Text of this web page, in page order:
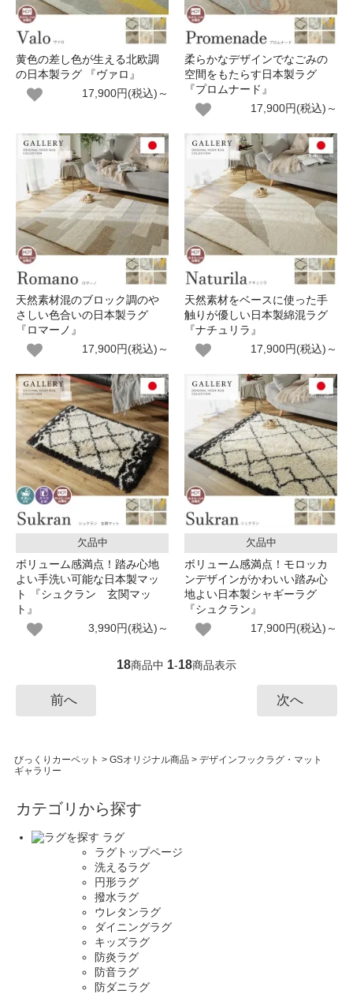
黄色の差し色が生える北欧調
の日本製ラグ 『ヴァロ』
17,900円(税込)～
柔らかなデザインでなごみの
空間をもたらす日本製ラグ
『プロムナード』
17,900円(税込)～
天然素材混のブロック調のや
さしい色合いの日本製ラグ
『ロマーノ』
17,900円(税込)～
天然素材をベースに使った手
触りが優しい日本製綿混ラグ
『ナチュリラ』
17,900円(税込)～
欠品中
ボリューム感満点！踏み心地
よい手洗い可能な日本製マッ
ト 『シュクラン 玄関マッ
ト』
3,990円(税込)～
欠品中
ボリューム感満点！モロッカ
ンデザインがかわいい踏み心
地よい日本製シャギーラグ
『シュクラン』
17,900円(税込)～
18商品中 1-18商品表示
前へ 次へ
びっくりカーペット > GSオリジナル商品 > デザインフックラグ・マット
ギャラリー
カテゴリから探す
ラグ
ラグトップページ
洗えるラグ
円形ラグ
撥水ラグ
ウレタンラグ
ダイニングラグ
キッズラグ
防炎ラグ
防音ラグ
防ダニラグ